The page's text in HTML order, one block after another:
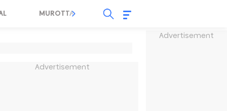
Advertisement
MUROTTAL TAUSYIAH
Advertisement